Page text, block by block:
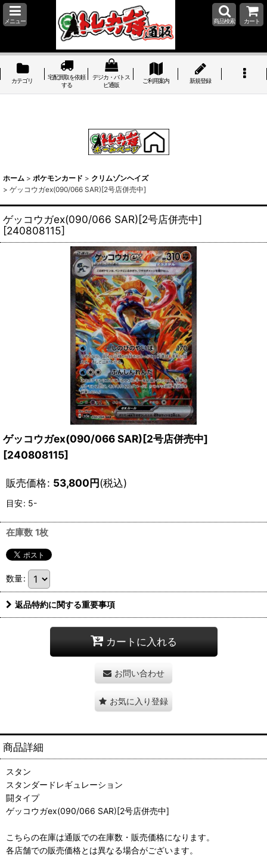
メニュー 商品検索 カート
カテゴリ
宅配買取を依頼
する
デジカ・バトス
ピ通販
ご利用案内 新規登録
ホーム > ポケモンカード > クリムゾンヘイズ
> ゲッコウガex(090/066 SAR)[2号店併売中]
ゲッコウガex(090/066 SAR)[2号店併売中]
[240808115]
ゲッコウガex(090/066 SAR)[2号店併売中]
[240808115]
販売価格: 53,800円(税込)
目安: 5-
在庫数 1枚
数量:
返品特約に関する重要事項
カートに入れる
お問い合わせ
お気に入り登録
商品詳細
スタン
スタンダードレギュレーション
闘タイプ
ゲッコウガex(090/066 SAR)[2号店併売中]
こちらの在庫は通販での在庫数・販売価格になります。
各店舗での販売価格とは異なる場合がございます。